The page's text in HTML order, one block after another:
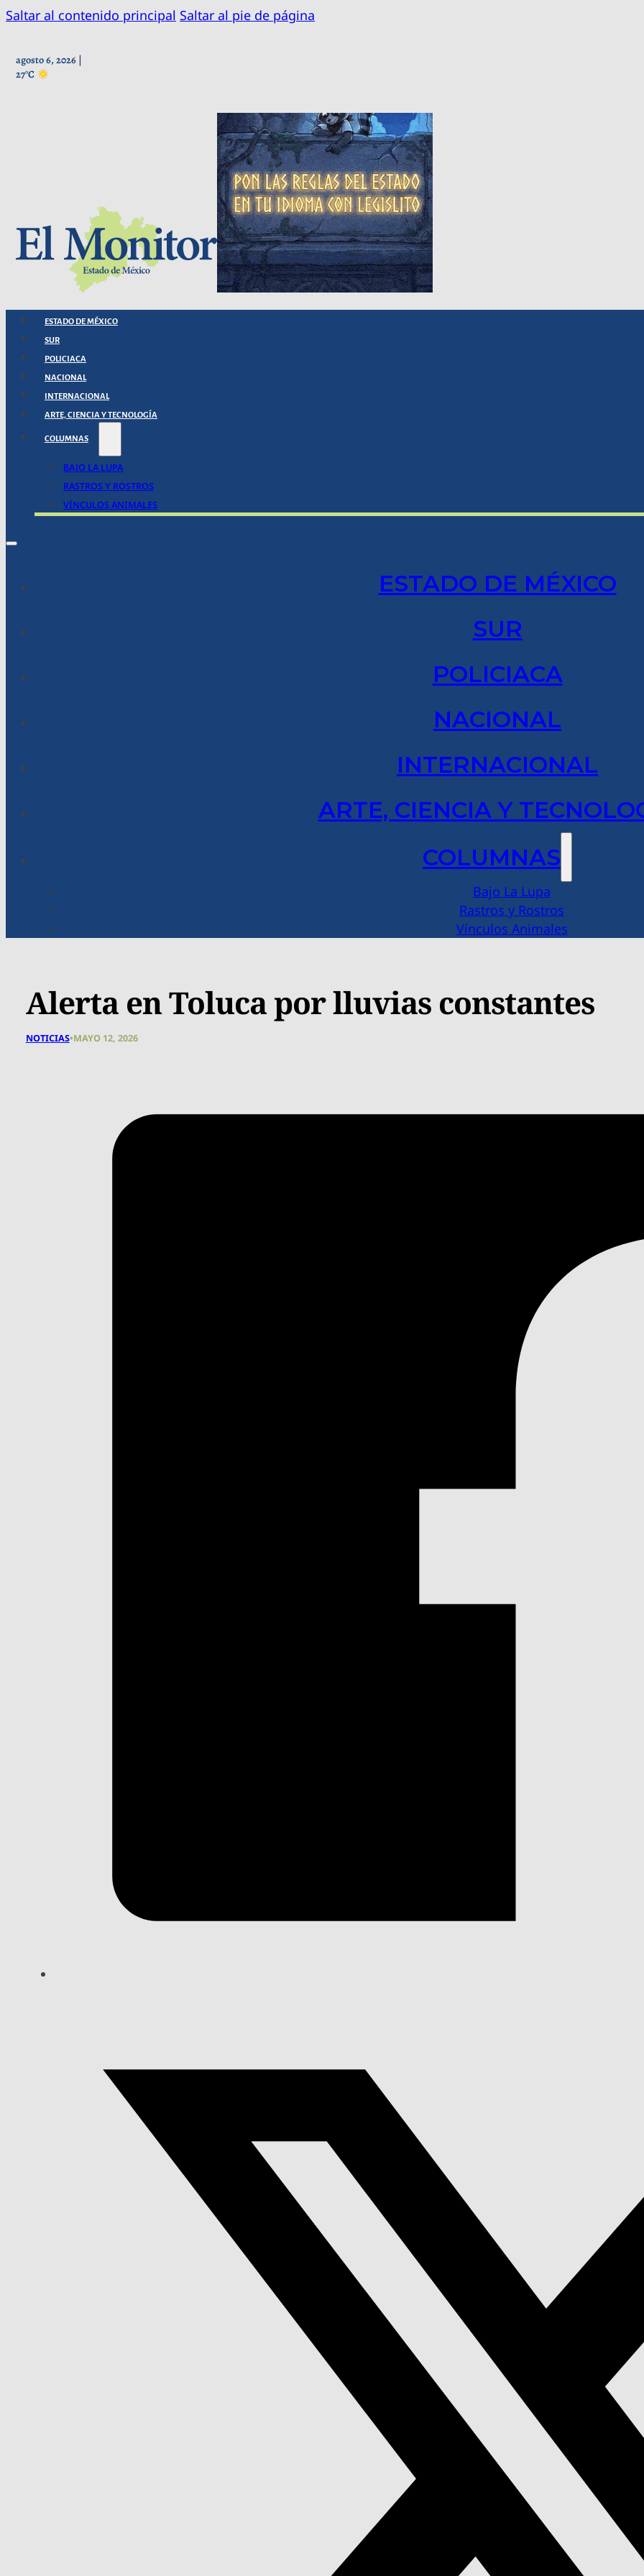
Saltar al contenido principal Saltar al pie de página
agosto 6, 2026 |
27°C
ESTADO DE MÉXICO
SUR
POLICIACA
NACIONAL
INTERNACIONAL
ARTE, CIENCIA Y TECNOLOGÍA
COLUMNAS
BAJO LA LUPA
RASTROS Y ROSTROS
VÍNCULOS ANIMALES
ESTADO DE MÉXICO
SUR
POLICIACA
NACIONAL
INTERNACIONAL
ARTE, CIENCIA Y
COLUMNAS
Bajo La Lupa
Rastros y Rostros
Vínculos Animales
Alerta en Toluca por lluvias constantes
NOTICIAS•MAYO 12, 2026